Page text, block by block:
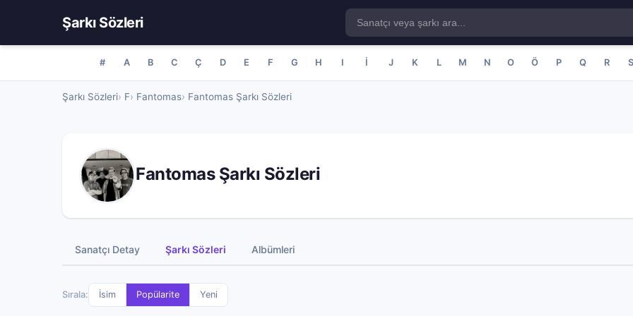
Şarkı Sözleri
# A B C Ç D E F G H I İ J K L M N O Ö P Q R S
Şarkı Sözleri F Fantomas Fantomas Şarkı Sözleri
Fantomas Şarkı Sözleri
Sanatçı Detay Şarkı Sözleri Albümleri
Sırala: İsim Popülarite Yeni